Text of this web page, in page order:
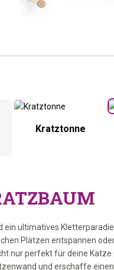
Kratztonne
ein ultimatives
Plätzen entspannen
nur perfekt für deine
und erschaffe